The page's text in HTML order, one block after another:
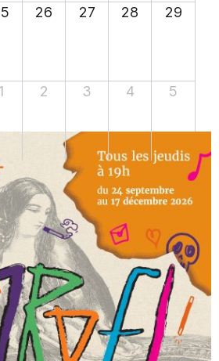
26 27 28 29
2 3 4 5
NOS SPECTACLES